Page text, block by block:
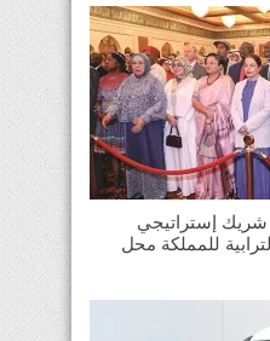
شريك إستراتيجي
للمملكة محل